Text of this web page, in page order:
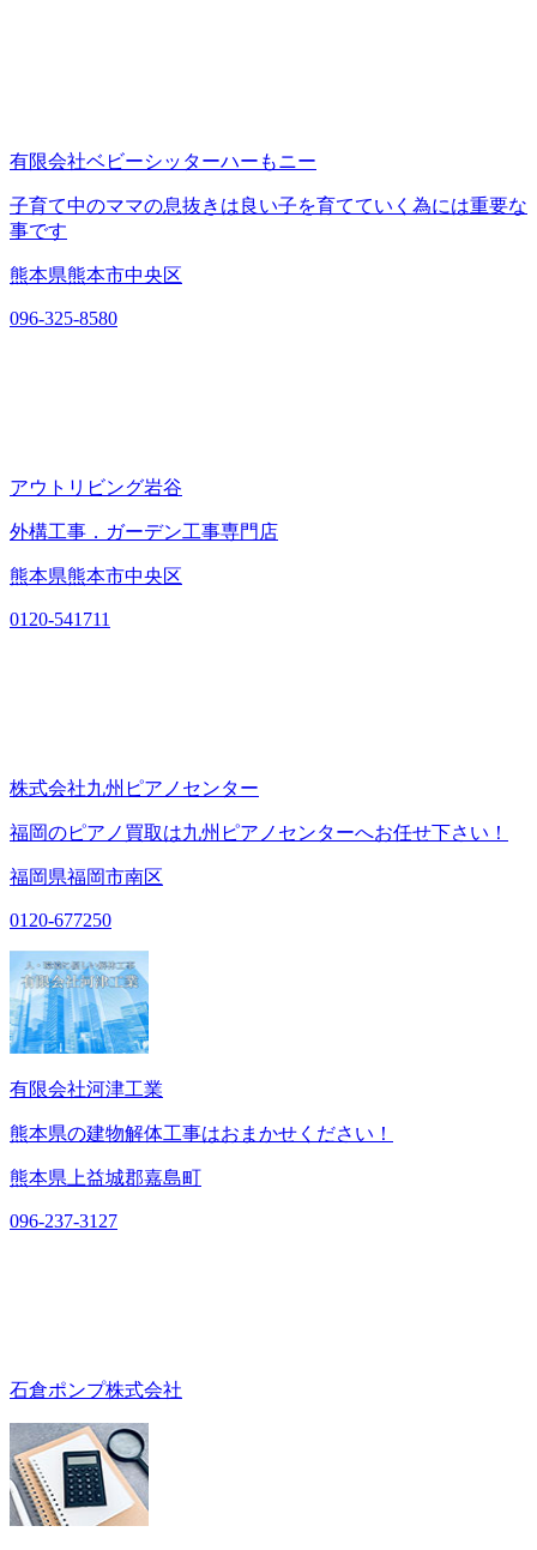
有限会社ベビーシッターハーもニー
子育て中のママの息抜きは良い子を育てていく為には重要な
事です
熊本県熊本市中央区
096-325-8580
アウトリビング岩谷
外構工事．ガーデン工事専門店
熊本県熊本市中央区
0120-541711
株式会社九州ピアノセンター
福岡のピアノ買取は九州ピアノセンターへお任せ下さい！
福岡県福岡市南区
0120-677250
有限会社河津工業
熊本県の建物解体工事はおまかせください！
熊本県上益城郡嘉島町
096-237-3127
石倉ポンプ株式会社